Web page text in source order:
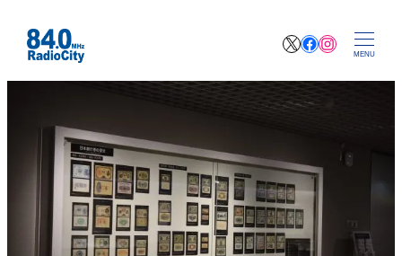
XFacebook
MENU